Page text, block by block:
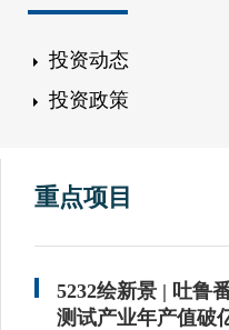
投资动态
投资政策
重点项目
5232绘新景 | 吐鲁
测试产业年产值破